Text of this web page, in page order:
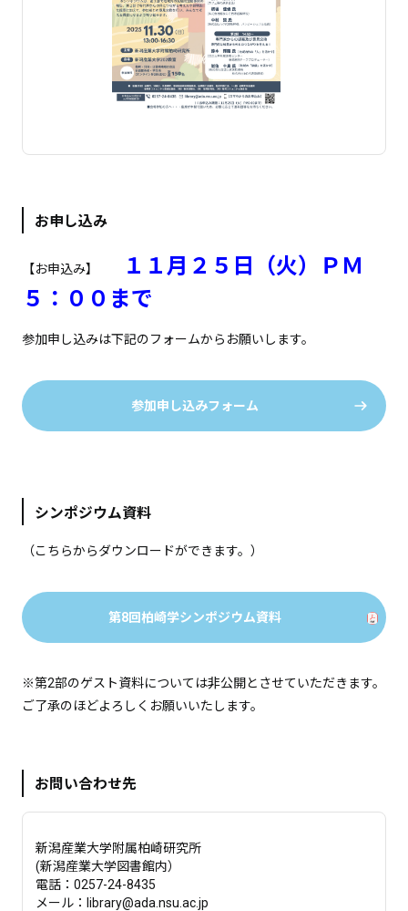
お申し込み
【お申込み】
１１月２５日（火）ＰＭ
５：００まで
参加申し込みは下記のフォームからお願いします。
参加申し込みフォーム
シンポジウム資料
（こちらからダウンロードができます。）
第8回柏崎学シンポジウム資料
※第2部のゲスト資料については非公開とさせていただきます。
ご了承のほどよろしくお願いいたします。
お問い合わせ先
新潟産業大学附属柏崎研究所
(新潟産業大学図書館内）
電話：0257-24-8435
メール：library@ada.nsu.ac.jp